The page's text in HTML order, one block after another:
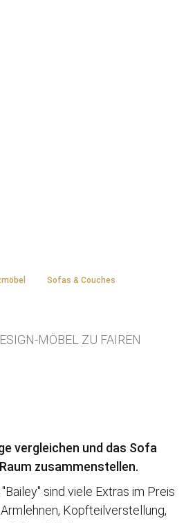
Sofas & Couches
MÖBEL ZU FAIREN
vergleichen und das Sofa
zusammenstellen.
sind viele Extras im Preis
Kopfteilverstellung,